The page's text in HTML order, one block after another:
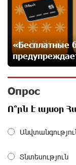
Станьте
«Бесплатные
Опрос
Ո՞րն է այսօր
Տնտեսություն